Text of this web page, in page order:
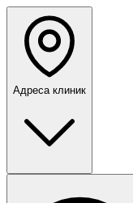
Адреса клиник